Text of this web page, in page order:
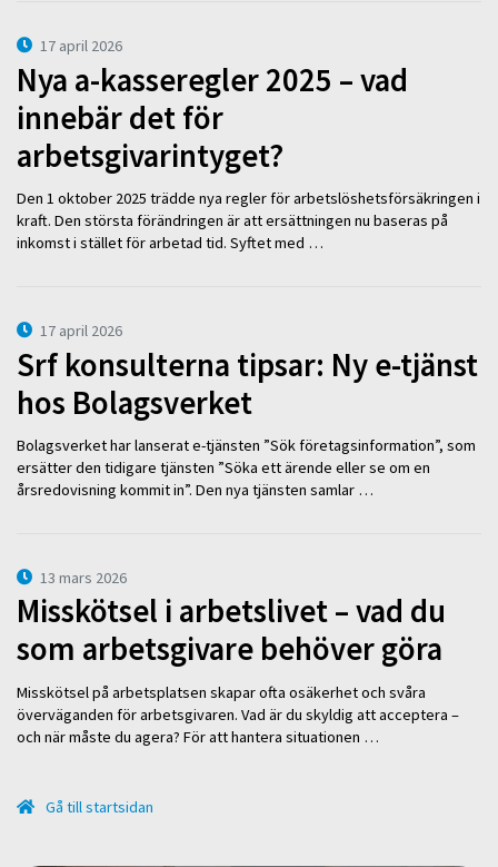
17 april 2026
Nya a-kasseregler 2025 – vad
innebär det för
arbetsgivarintyget?
Den 1 oktober 2025 trädde nya regler för arbetslöshetsförsäkringen i
kraft. Den största förändringen är att ersättningen nu baseras på
inkomst i stället för arbetad tid. Syftet med …
17 april 2026
Srf konsulterna tipsar: Ny e-tjänst
hos Bolagsverket
Bolagsverket har lanserat e-tjänsten ”Sök företagsinformation”, som
ersätter den tidigare tjänsten ”Söka ett ärende eller se om en
årsredovisning kommit in”. Den nya tjänsten samlar …
13 mars 2026
Misskötsel i arbetslivet – vad du
som arbetsgivare behöver göra
Misskötsel på arbetsplatsen skapar ofta osäkerhet och svåra
överväganden för arbetsgivaren. Vad är du skyldig att acceptera –
och när måste du agera? För att hantera situationen …
Gå till startsidan